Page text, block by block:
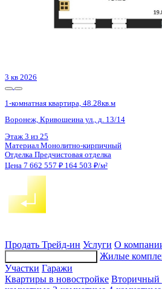
3 кв 2030
1-комнатная квартира, 45.5кв.м
Воронеж, Ворошилова ул., д. 19
Этаж 22 из 23
Материал
Продать Трейд-ин Услуги О
Жилые
Участки Гаражи
Квартиры в новостройке Вторичный